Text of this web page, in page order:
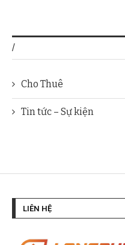
/
Cho Thuê
Tin tức – Sự kiện
LIÊN HỆ